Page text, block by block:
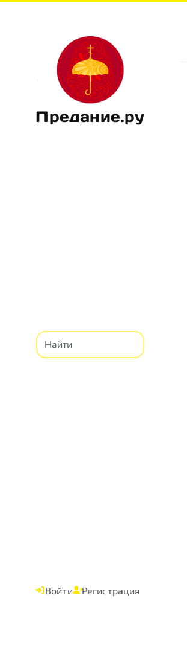
Предание.ру
Войти Регистрация